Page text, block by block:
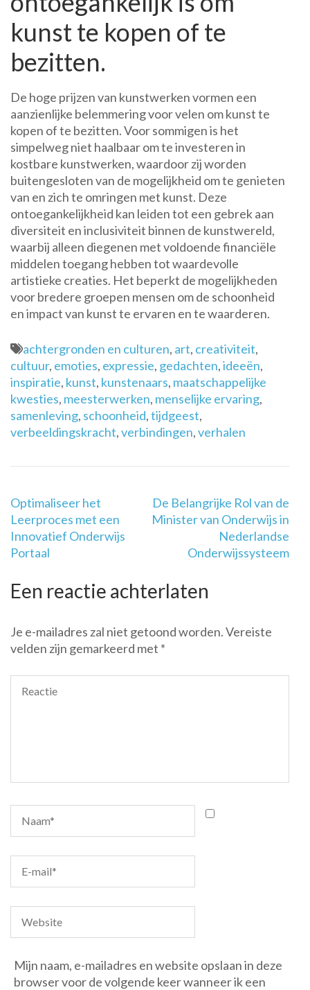
kunst te kopen of te
bezitten.
De hoge prijzen van kunstwerken vormen een
aanzienlijke belemmering voor velen om kunst te
kopen of te bezitten. Voor sommigen is het
simpelweg niet haalbaar om te investeren in
kostbare kunstwerken, waardoor zij worden
buitengesloten van de mogelijkheid om te genieten
van en zich te omringen met kunst. Deze
ontoegankelijkheid kan leiden tot een gebrek aan
diversiteit en inclusiviteit binnen de kunstwereld,
waarbij alleen diegenen met voldoende financiële
middelen toegang hebben tot waardevolle
artistieke creaties. Het beperkt de mogelijkheden
voor bredere groepen mensen om de schoonheid
en impact van kunst te ervaren en te waarderen.
achtergronden en culturen, art, creativiteit,
cultuur, emoties, expressie, gedachten,ideeën,
inspiratie, kunst, kunstenaars, maatschappelijke
kwesties, meesterwerken, menselijke ervaring,
samenleving, schoonheid,tijdgeest,
verbeeldingskracht,verbindingen,verhalen
Berichtnavigatie
Optimaliseer het
Leerproces met een
Innovatief Onderwijs
Portaal
De Belangrijke Rol van de
Minister van Onderwijs in
Nederlandse
Onderwijssysteem
Een reactie achterlaten
Je e-mailadres zal niet getoond worden.Vereiste
velden zijn gemarkeerd met *
Mijn naam, e-mailadres en website opslaan in deze
browser voor de volgende keer wanneer ik een